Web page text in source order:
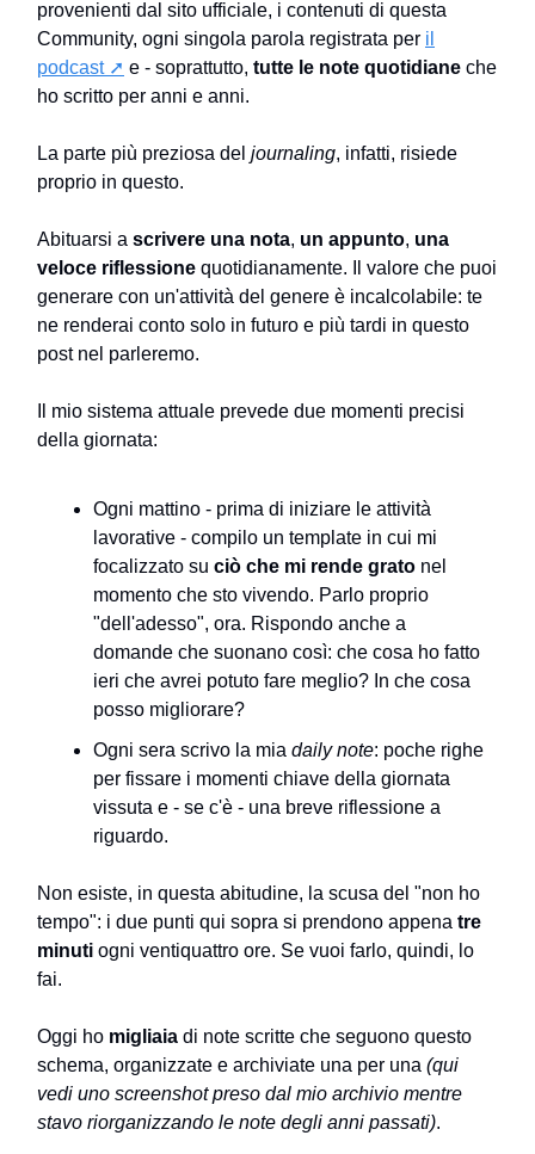
provenienti dal sito ufficiale, i contenuti di questa
Community, ogni singola parola registrata per il
podcast ➚ e - soprattutto, tutte le note quotidiane che
ho scritto per anni e anni.
La parte più preziosa del journaling, infatti, risiede
proprio in questo.
Abituarsi a scrivere una nota, un appunto, una
veloce riflessione quotidianamente. Il valore che puoi
generare con un'attività del genere è incalcolabile: te
ne renderai conto solo in futuro e più tardi in questo
post nel parleremo.
Il mio sistema attuale prevede due momenti precisi
della giornata:
Ogni mattino - prima di iniziare le attività
lavorative - compilo un template in cui mi
focalizzato su ciò che mi rende grato nel
momento che sto vivendo. Parlo proprio
"dell'adesso", ora. Rispondo anche a
domande che suonano così: che cosa ho fatto
ieri che avrei potuto fare meglio? In che cosa
posso migliorare?
Ogni sera scrivo la mia daily note: poche righe
per fissare i momenti chiave della giornata
vissuta e - se c'è - una breve riflessione a
riguardo.
Non esiste, in questa abitudine, la scusa del "non ho
tempo": i due punti qui sopra si prendono appena tre
minuti ogni ventiquattro ore. Se vuoi farlo, quindi, lo
fai.
Oggi ho migliaia di note scritte che seguono questo
schema, organizzate e archiviate una per una (qui
vedi uno screenshot preso dal mio archivio mentre
stavo riorganizzando le note degli anni passati).